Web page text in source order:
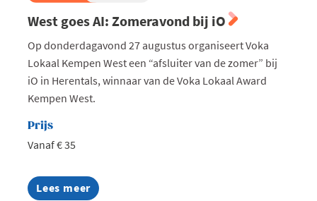
West goes AI: Zomeravond bij iO
Op donderdagavond 27 augustus organiseert Voka
Lokaal Kempen West een “afsluiter van de zomer” bij
iO in Herentals, winnaar van de Voka Lokaal Award
Kempen West.
Prijs
Vanaf € 35
Lees meer
about